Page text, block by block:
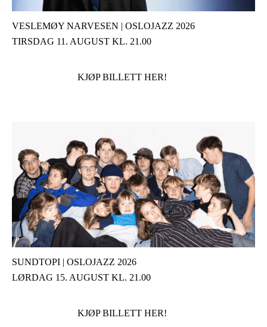
VESLEMØY NARVESEN | OSLOJAZZ 2026
TIRSDAG 11. AUGUST KL. 21.00
KJØP BILLETT HER!
SUNDTOPI | OSLOJAZZ 2026
LØRDAG 15. AUGUST KL. 21.00
KJØP BILLETT HER!